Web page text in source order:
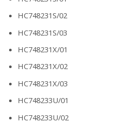
HC748231S/02
HC748231S/03
HC748231X/01
HC748231X/02
HC748231X/03
HC748233U/01
HC748233U/02